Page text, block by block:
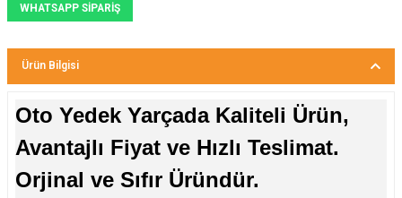
WHATSAPP SİPARİŞ
Ürün Bilgisi
Oto Yedek Yarçada Kaliteli Ürün,
Avantajlı Fiyat ve Hızlı Teslimat.
Orjinal ve Sıfır Üründür.